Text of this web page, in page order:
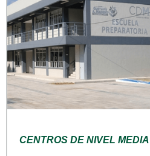
CENTROS DE NIVEL